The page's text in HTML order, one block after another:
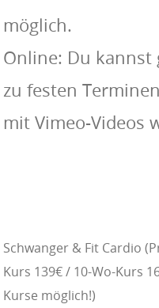
möglich.
Online: Du kannst
zu festen
mit Vimeo-Videos
Schwanger & Fit Cardio
Kurs 139€ / 10-Wo-Kurs
Kurse möglich!)